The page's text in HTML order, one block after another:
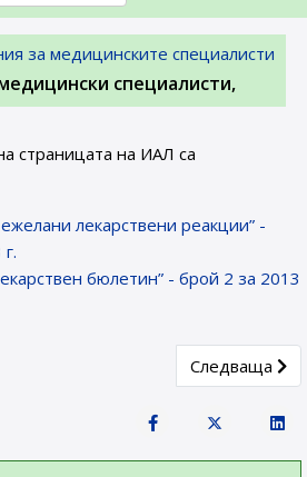
за медицинските специалисти
специалисти,
страницата на ИАЛ са
лекарствени реакции” -
бюлетин” - брой 2 за 2013
агенция по лекарствата
Next article:
Следваща